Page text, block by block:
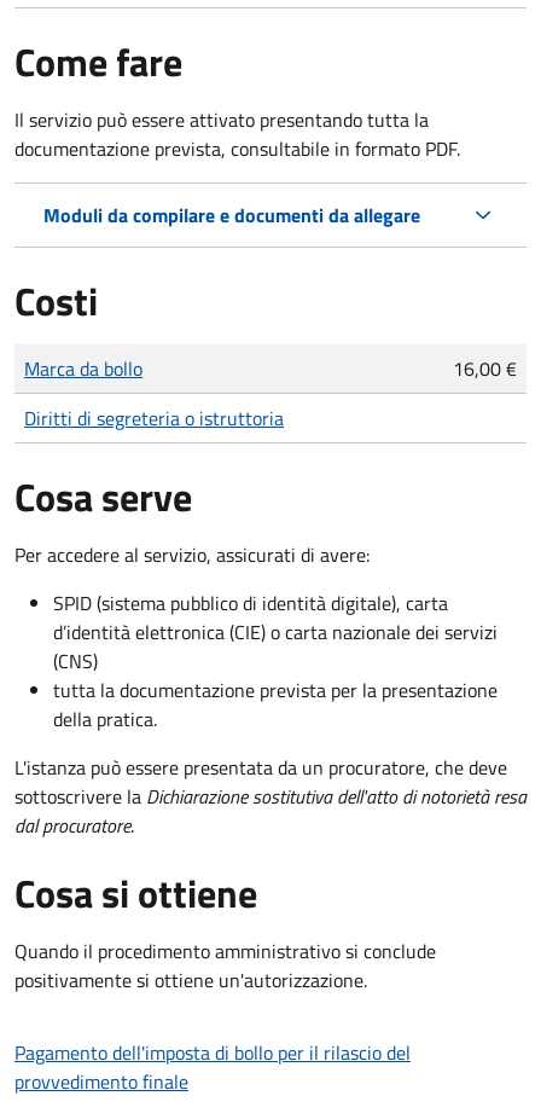
Come fare
Il servizio può essere attivato presentando tutta la
documentazione prevista, consultabile in formato PDF.
Moduli da compilare e documenti da allegare
Costi
Tipo di pagamento
Importo
Marca da bollo
16,00 €
Diritti di segreteria o istruttoria
Cosa serve
Per accedere al servizio, assicurati di avere:
SPID (sistema pubblico di identità digitale), carta
d’identità elettronica (CIE) o carta nazionale dei servizi
(CNS)
tutta la documentazione prevista per la presentazione
della pratica.
L'istanza può essere presentata da un procuratore, che deve
sottoscrivere la Dichiarazione sostitutiva dell'atto di notorietà resa
dal procuratore.
Cosa si ottiene
Quando il procedimento amministrativo si conclude
positivamente si ottiene un'autorizzazione.
Pagamento dell'imposta di bollo per il rilascio del
provvedimento finale